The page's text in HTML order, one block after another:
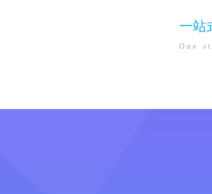
一站
One